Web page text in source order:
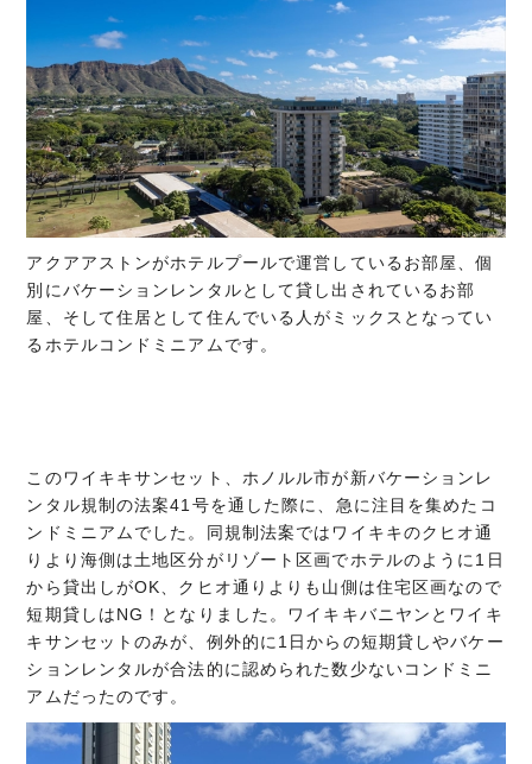
アクアアストンがホテルプールで運営しているお部屋、個
別にバケーションレンタルとして貸し出されているお部
屋、そして住居として住んでいる人がミックスとなってい
るホテルコンドミニアムです。
このワイキキサンセット、ホノルル市が新バケーションレ
ンタル規制の法案41号を通した際に、急に注目を集めたコ
ンドミニアムでした。同規制法案ではワイキキのクヒオ通
りより海側は土地区分がリゾート区画でホテルのように1日
から貸出しがOK、クヒオ通りよりも山側は住宅区画なので
短期貸しはNG！となりました。ワイキキバニヤンとワイキ
キサンセットのみが、例外的に1日からの短期貸しやバケー
ションレンタルが合法的に認められた数少ないコンドミニ
アムだったのです。